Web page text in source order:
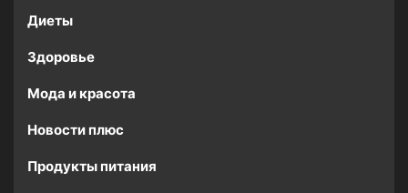
Диеты
Здоровье
Мода и красота
Новости плюс
Продукты питания